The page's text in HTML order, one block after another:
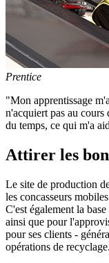
Prentice
"Mon apprentissage
n'acquiert pas au cours
du temps, ce qui m'a
Attirer les
Le site de production
les concasseurs
C'est également la
ainsi que pour
pour ses clients -
opérations de recyclage.